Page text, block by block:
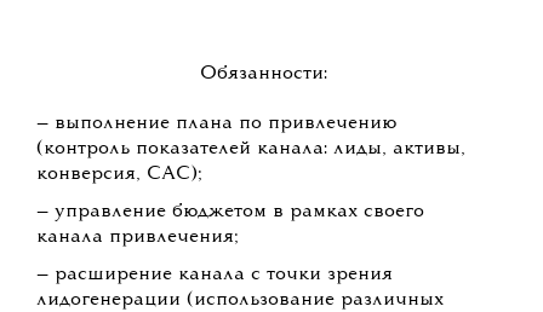
Обязанности:
— выполнение плана по привлечению
(контроль показателей канала: лиды, активы,
конверсия, САС);
— управление бюджетом в рамках своего
канала привлечения;
— расширение канала с точки зрения
лидогенерации (использование различных